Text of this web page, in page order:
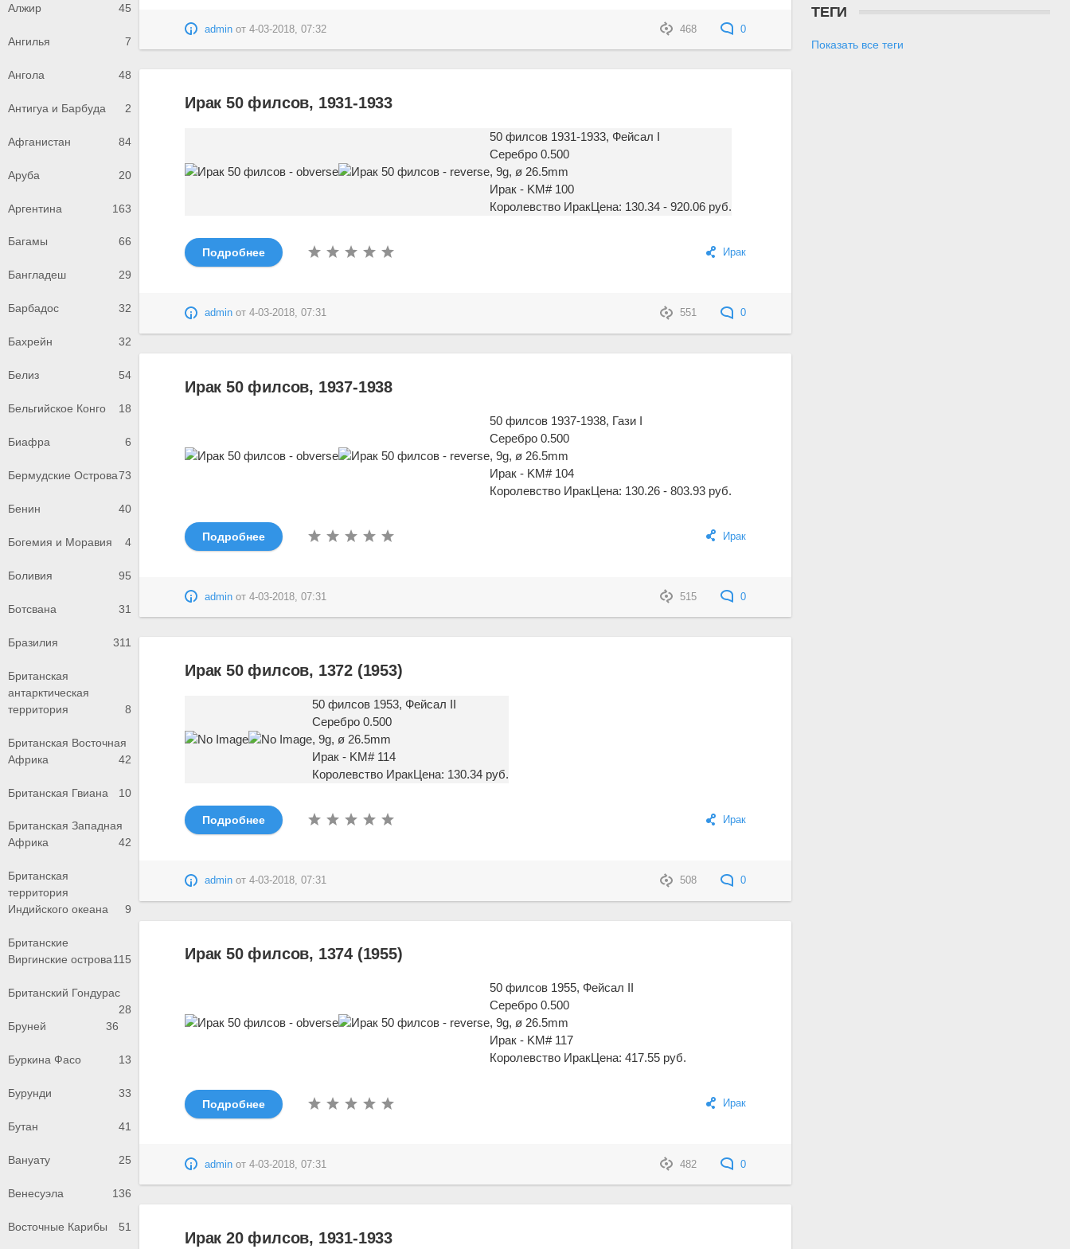
Алжир 45
Ангилья 7
Ангола 48
Антигуа и Барбуда 2
Афганистан 84
Аруба 20
Аргентина 163
Багамы 66
Бангладеш 29
Барбадос 32
Бахрейн 32
Белиз 54
Бельгийское Конго 18
Биафра 6
Бермудские Острова73
Бенин 40
Богемия и Моравия 4
Боливия 95
Ботсвана 31
Бразилия 311
Британская
антарктическая
территория
8
Британская Восточная
Африка
42
Британская Гвиана 10
Британская Западная
Африка
42
Британская
территория
Индийского океана
9
Британские
Виргинские острова115
Британский Гондурас
28
Бруней
36
Буркина Фасо 13
Бурунди 33
Бутан 41
Вануату 25
Венесуэла 136
Восточные Карибы 51
468 0
admin от4-03-2018, 07:32
Ирак 50 филсов, 1931-1933
50 филсов 1931-1933, Фейсал I
Серебро 0.500
, 9g, ø 26.5mm
Ирак - KM# 100
Королевство ИракЦена: 130.34 - 920.06 руб.
Ирак
Подробнее
551 0
admin от4-03-2018, 07:31
Ирак 50 филсов, 1937-1938
50 филсов 1937-1938, Гази I
Серебро 0.500
, 9g, ø 26.5mm
Ирак - KM# 104
Королевство ИракЦена: 130.26 - 803.93 руб.
Ирак
Подробнее
515 0
admin от4-03-2018, 07:31
Ирак 50 филсов, 1372 (1953)
50 филсов 1953, Фейсал II
Серебро 0.500
, 9g, ø 26.5mm
Ирак - KM# 114
Королевство ИракЦена: 130.34 руб.
Ирак
Подробнее
508 0
admin от4-03-2018, 07:31
Ирак 50 филсов, 1374 (1955)
50 филсов 1955, Фейсал II
Серебро 0.500
, 9g, ø 26.5mm
Ирак - KM# 117
Королевство ИракЦена: 417.55 руб.
Ирак
Подробнее
482 0
admin от4-03-2018, 07:31
Ирак 20 филсов, 1931-1933
ТЕГИ
Показать все теги